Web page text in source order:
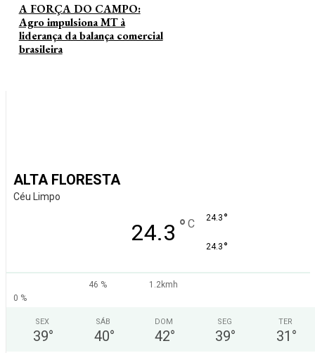
A FORÇA DO CAMPO:
Agro impulsiona MT à
liderança da balança comercial
brasileira
ALTA FLORESTA
Céu Limpo
24.3 ° C 24.3 °
24.3 °
46 %
1.2kmh
0 %
SEX
39°
SÁB
40°
DOM
42°
SEG
39°
TER
31 °